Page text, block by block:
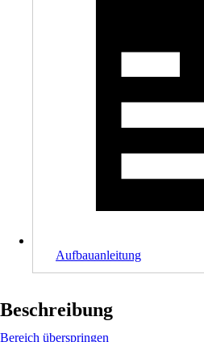
Aufbauanleitung
Beschreibung
Bereich überspringen